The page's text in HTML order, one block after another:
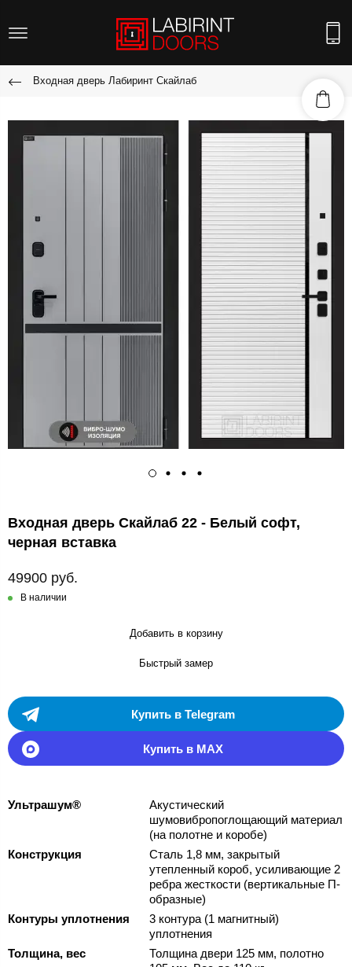
Входная дверь Лабиринт Скайлаб
Входная дверь Скайлаб 22 - Белый софт,
черная вставка
49900 руб.
В наличии
Добавить в корзину
Быстрый замер
Купить в Telegram
Купить в MAX
Ультрашум®
Акустический
шумовибропоглощающий материал
(на полотне и коробе)
Конструкция
Сталь 1,8 мм, закрытый
утепленный короб, усиливающие 2
ребра жесткости (вертикальные П-
образные)
Контуры уплотнения
3 контура (1 магнитный)
уплотнения
Толщина, вес
Толщина двери 125 мм, полотно